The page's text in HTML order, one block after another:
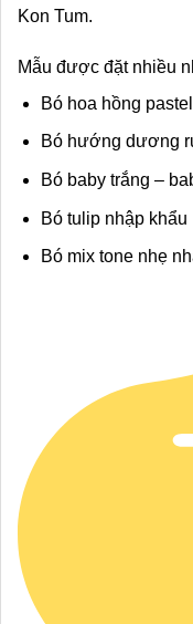
Kon Tum.
Mẫu được đặt nhiều
Bó hoa hồng
Bó hướng dương
Bó baby trắng –
Bó tulip nhập khẩu
Bó mix tone nhẹ